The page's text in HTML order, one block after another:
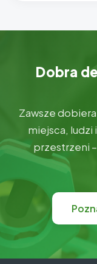
Dobra
Zawsze
miejsca, ludzi
przestrzeni